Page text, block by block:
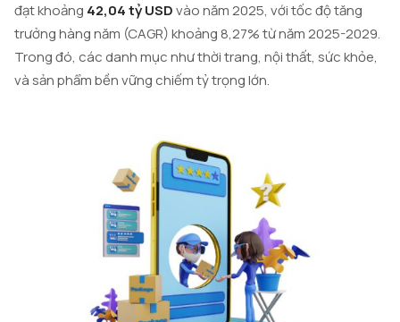
đạt khoảng 42,04 tỷ USDvào năm 2025, với tốc độ tăng
trưởng hàng năm (CAGR) khoảng 8,27% từ năm 2025-2029.
Trong đó, các danh mục như thời trang, nội thất, sức khỏe,
và sản phẩm bền vững chiếm tỷ trọng lớn.